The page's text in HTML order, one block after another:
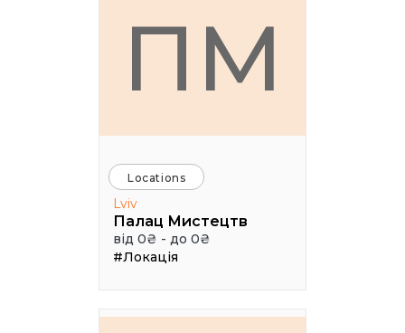
ПМ
Locations
Lviv
Палац Мистецтв
від 0₴ - до 0₴
#Локація